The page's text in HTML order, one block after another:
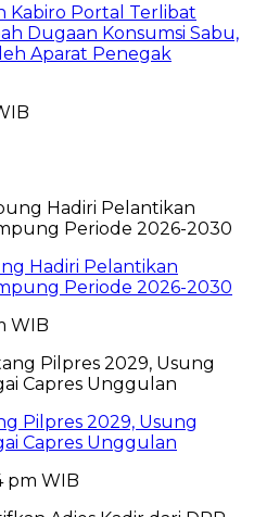
Portal Terlibat
Dugaan Konsumsi Sabu,
Aparat Penegak
Hadiri Pelantikan
Periode 2026-2030
WIB
Pilpres 2029, Usung
Capres Unggulan
pm WIB